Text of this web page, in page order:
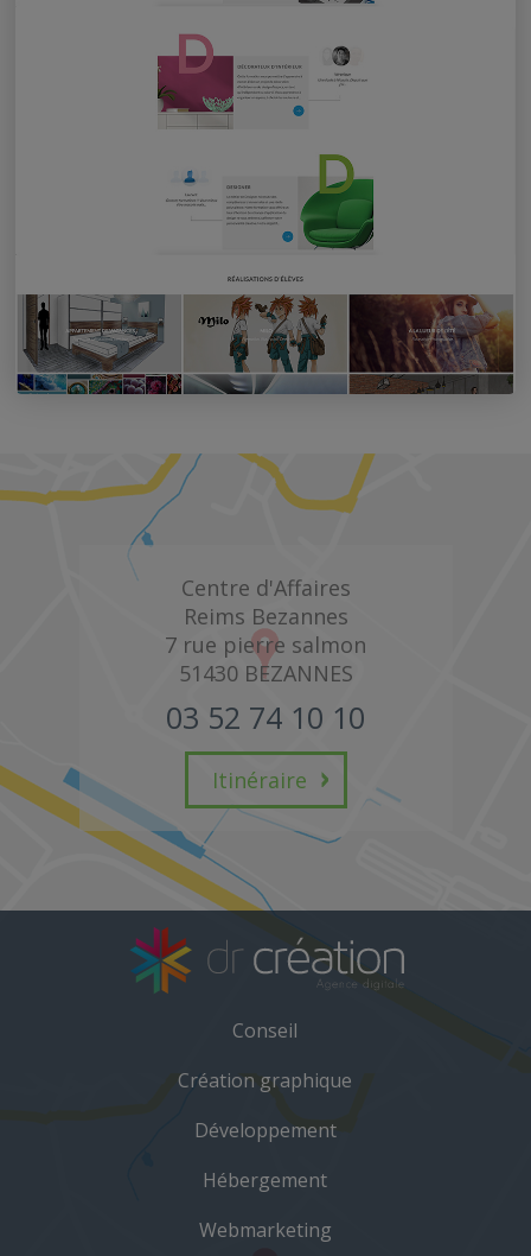
Centre d'Affaires
Reims Bezannes
7 rue pierre salmon
51430 BEZANNES
03 52 74 10 10
Itinéraire
Conseil
Création graphique
Développement
Hébergement
Webmarketing